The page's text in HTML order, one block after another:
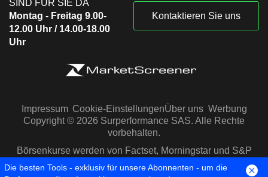
SIND FÜR SIE DA
Montag - Freitag 9.00-
12.00 Uhr / 14.00-18.00
Uhr
Kontaktieren Sie uns
Impressum Cookie-EinstellungenÜber uns Werbung
Copyright © 2026 Surperformance SAS. Alle Rechte
vorbehalten.
Börsenkurse werden von Factset, Morningstar und S&P
Capital IQ zur Verfügung gestellt
Die besten Tools - exklusiv für unsere Abonnenten - um die